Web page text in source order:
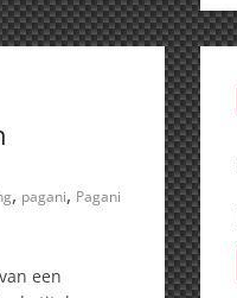
, pagani, Pagani
een